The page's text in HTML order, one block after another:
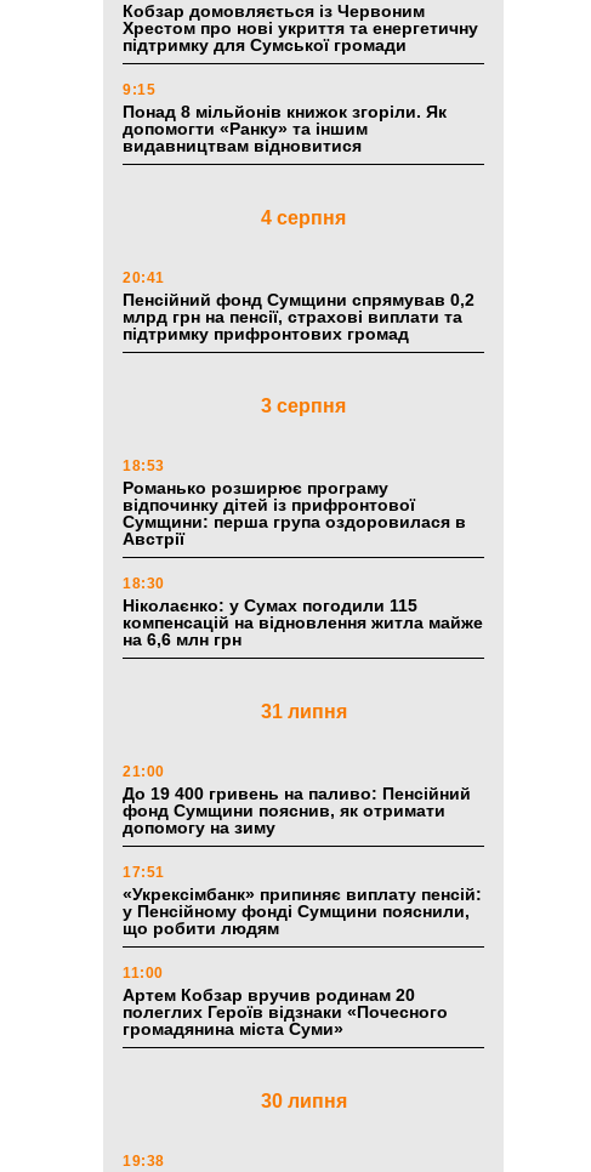
Кобзар домовляється із Червоним
Хрестом про нові укриття та енергетичну
підтримку для Сумської громади
9:15
Понад 8 мільйонів книжок згоріли. Як
допомогти «Ранку» та іншим
видавництвам відновитися
4 серпня
20:41
Пенсійний фонд Сумщини спрямував 0,2
млрд грн на пенсії, страхові виплати та
підтримку прифронтових громад
3 серпня
18:53
Романько розширює програму
відпочинку дітей із прифронтової
Сумщини: перша група оздоровилася в
Австрії
18:30
Ніколаєнко: у Сумах погодили 115
компенсацій на відновлення житла майже
на 6,6 млн грн
31 липня
21:00
До 19 400 гривень на паливо: Пенсійний
фонд Сумщини пояснив, як отримати
допомогу на зиму
17:51
«Укрексімбанк» припиняє виплату пенсій:
у Пенсійному фонді Сумщини пояснили,
що робити людям
11:00
Артем Кобзар вручив родинам 20
полеглих Героїв відзнаки «Почесного
громадянина міста Суми»
30 липня
19:38